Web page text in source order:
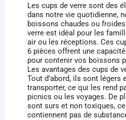
Les cups de verre sont des
dans notre vie quotidienne,
boissons chaudes ou
verre est idéal pour les
air ou les réceptions. Ces
6 pièces offrent une
pour contenir vos boissons
Les avantages des cups de
Tout d’abord, ils sont légers
transporter, ce qui les rend
picnics ou les voyages. De
sont surs et non toxiques,
contiennent pas de